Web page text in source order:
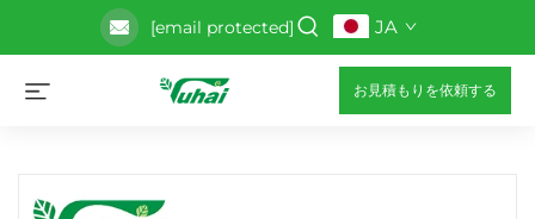
[email protected] JA
お見積もりを依頼する